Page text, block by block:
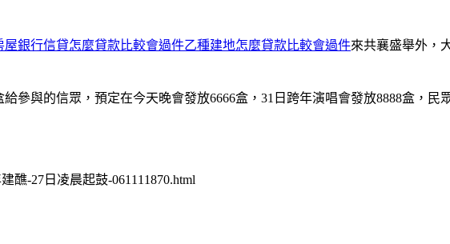
屋銀行信貸怎麼貸款比較會過件乙種建地怎麼貸款比較會過件來共襄盛舉外，
參與的信眾，預定在今天晚會發放6666盒，31日跨年演唱會發放8888盒，民
醮-27日凌晨起鼓-061111870.html